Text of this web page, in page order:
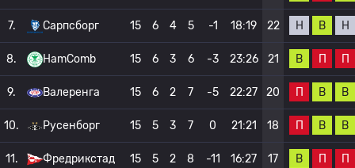
7. Сарпсборг 15 6 4 5 -1 18:19 22 Н В Н
8. HamComb 15 6 3 6 -3 23:26 21 В П П
9. Валеренга 15 6 2 7 -5 22:27 20 П В В
10. Русенборг 15 5 3 7 0 21:21 18 П В В
11. Фредрикстад 15 5 2 8 -11 16:27 17 В П П